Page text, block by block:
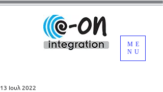
ME
NU
13 Ιουλ 2022